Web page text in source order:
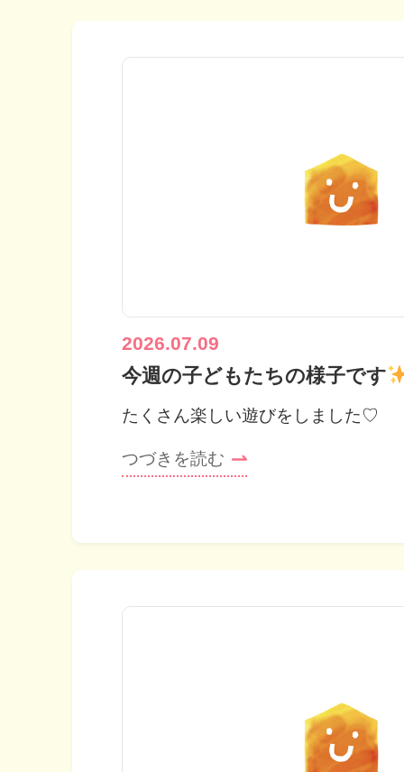
2026.07.09
今週の子どもたちの様子です
たくさん楽しい遊びをしました♡
つづきを読む